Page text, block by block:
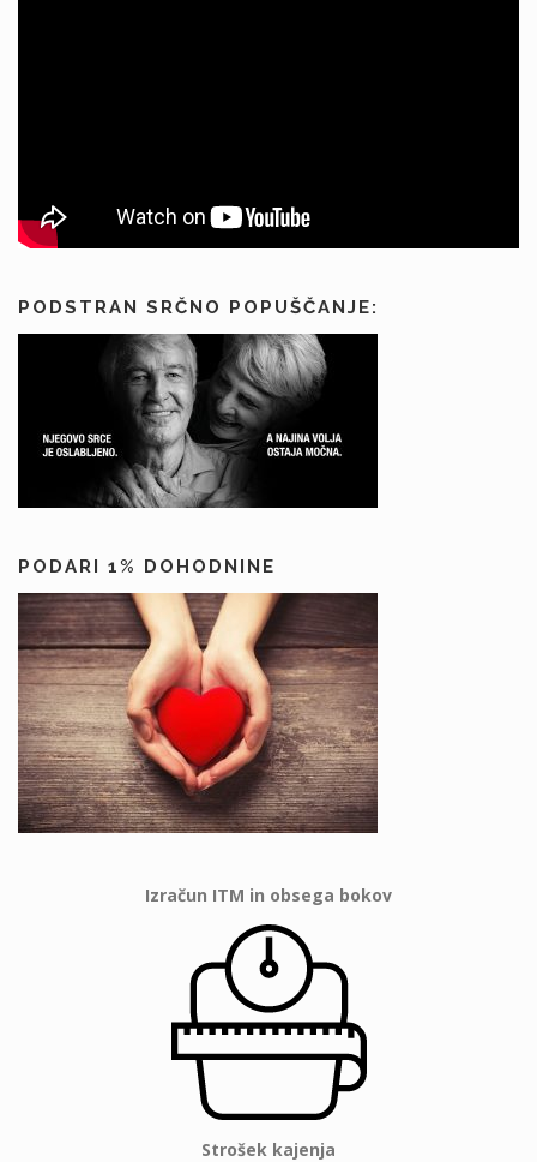
PODSTRAN SRČNO POPUŠČANJE:
PODARI 1% DOHODNINE
Izračun ITM in obsega bokov
Strošek kajenja